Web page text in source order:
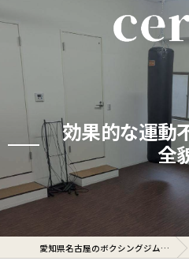
効果的な運動
全
愛知県名古屋のボクシングジムならcerto